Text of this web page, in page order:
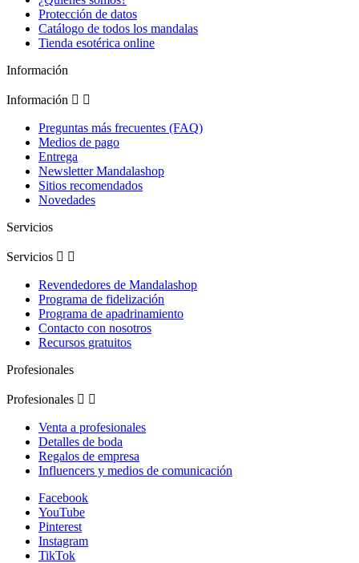
Protección de datos
Catálogo de todos los mandalas
Tienda esotérica online
Información
Información  
Preguntas más frecuentes (FAQ)
Medios de pago
Entrega
Newsletter Mandalashop
Sitios recomendados
Novedades
Servicios
Servicios  
Revendedores de Mandalashop
Programa de fidelización
Programa de apadrinamiento
Contacto con nosotros
Recursos gratuitos
Profesionales
Profesionales  
Venta a profesionales
Detalles de boda
Regalos de empresa
Influencers y medios de comunicación
Facebook
YouTube
Pinterest
Instagram
TikTok